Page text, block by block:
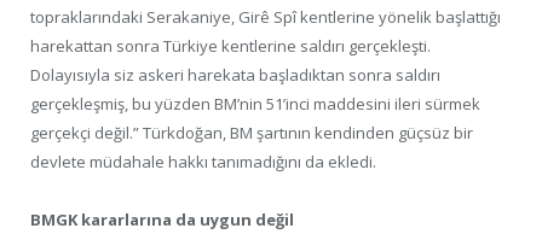
topraklarındaki Serakaniye, Girê Spî kentlerine yönelik başlattığı
harekattan sonra Türkiye kentlerine saldırı gerçekleşti.
Dolayısıyla siz askeri harekata başladıktan sonra saldırı
gerçekleşmiş, bu yüzden BM’nin 51’inci maddesini ileri sürmek
gerçekçi değil.” Türkdoğan, BM şartının kendinden güçsüz bir
devlete müdahale hakkı tanımadığını da ekledi.
BMGK kararlarına da uygun değil